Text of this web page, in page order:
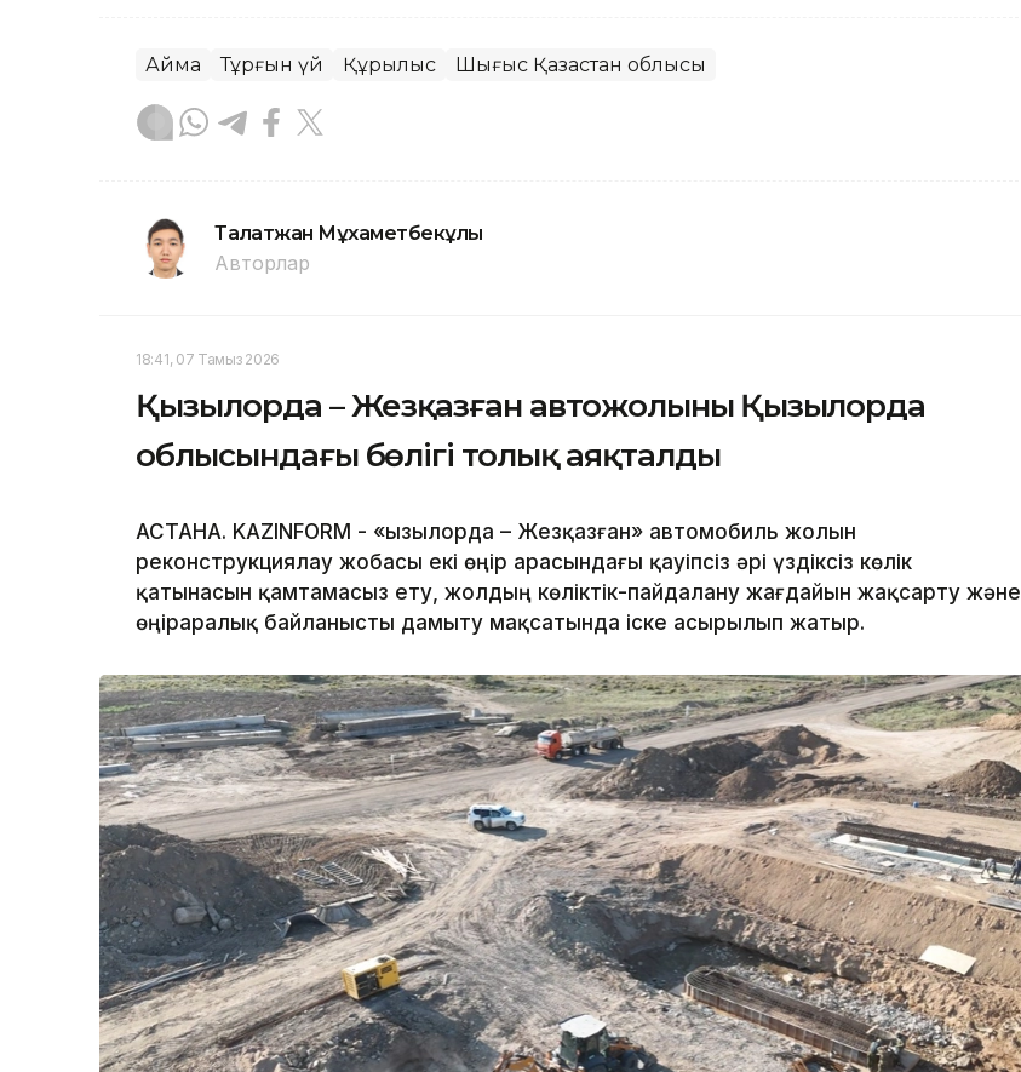
Аймақ Тұрғын үй Құрылыс Шығыс Қазақстан облысы
Талғатжан Мұхаметбекұлы
Авторлар
18:41, 07 Тамыз 2026
Қызылорда – Жезқазған автожолының Қызылорда
облысындағы бөлігі толық аяқталды
АСТАНА. KAZINFORM - «Қызылорда – Жезқазған» автомобиль жолын
реконструкциялау жобасы екі өңір арасындағы қауіпсіз әрі үздіксіз көлік
қатынасын қамтамасыз ету, жолдың көліктік-пайдалану жағдайын жақсарту және
өңіраралық байланысты дамыту мақсатында іске асырылып жатыр.